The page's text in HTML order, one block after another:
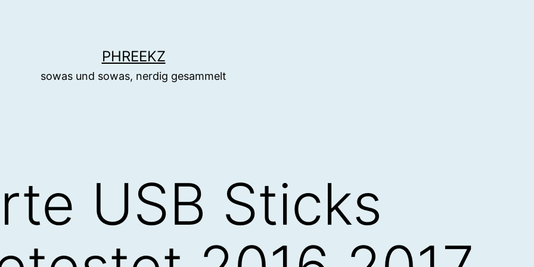
PHREEKZ
sowas und sowas, nerdig gesammelt
USB Sticks